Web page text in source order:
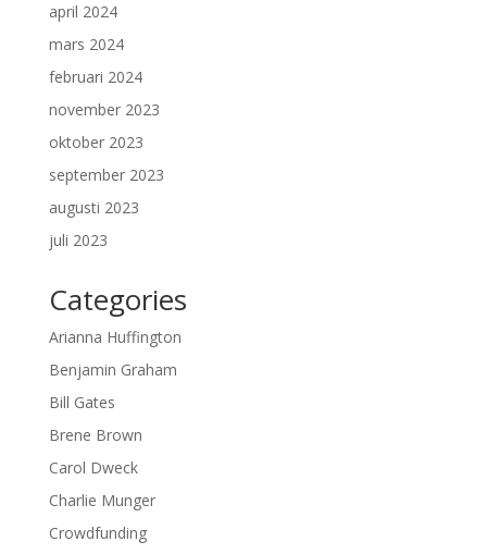
april 2024
mars 2024
februari 2024
november 2023
oktober 2023
september 2023
augusti 2023
juli 2023
Categories
Arianna Huffington
Benjamin Graham
Bill Gates
Brene Brown
Carol Dweck
Charlie Munger
Crowdfunding